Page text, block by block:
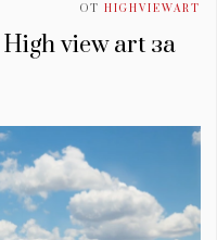
ОТ HIGHVIEWART
view art за